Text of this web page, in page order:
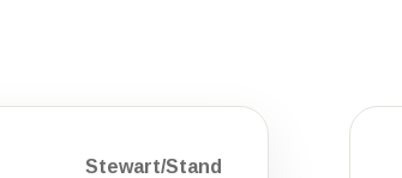
Stewart/Stand